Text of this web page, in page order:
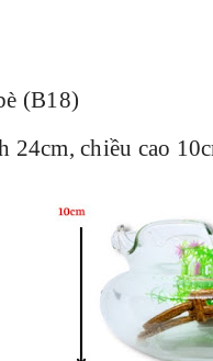
(B18)
chiều cao